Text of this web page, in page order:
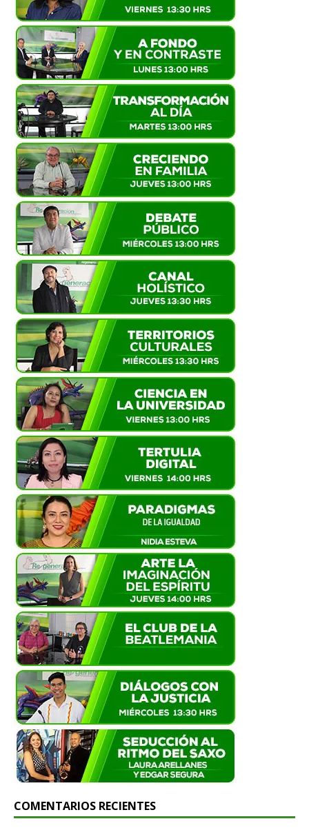
COMENTARIOS RECIENTES